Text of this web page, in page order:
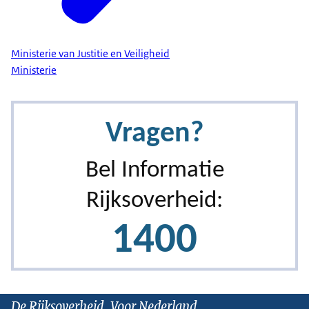
kunnen zetten.
Wat zijn dat voor situaties?
Burenruzies, arbeidsgeschillen, bedrijven
Overal waar meningsverschillen zijn of waar er...
schade toegebracht is aan de ander.
Maar er bereidheid is
om die te herstellen.
Ministerie van Justitie en Veiligheid
Ministerie